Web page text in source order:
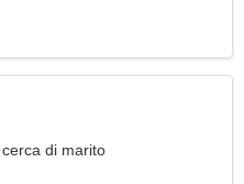
di marito